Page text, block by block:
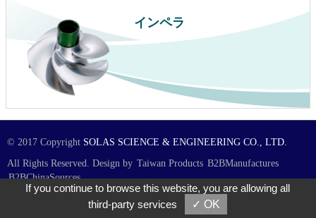
インペラ
© 2017 Copyright SOLAS SCIENCE & ENGINEERING CO., LTD.
All Rights Reserved. Design by Taiwan Products B2BManufactures
B2BChinaSources
If you continue to browse this website, you are allowing all
third-party services
✓ OK